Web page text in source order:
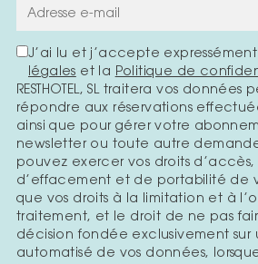
J’ai lu et j’accepte expressément
légales et la Politique de
RESTHOTEL, SL traitera vos
répondre aux réservations
ainsi que pour gérer votre
newsletter ou toute autre
pouvez exercer vos droits
d’effacement et de portabilité de
que vos droits à la limitation et à
traitement, et le droit de ne pas
décision fondée exclusivement sur
automatisé de vos données,